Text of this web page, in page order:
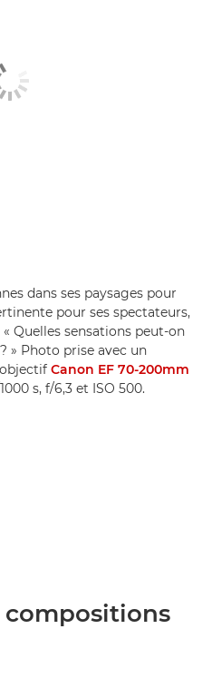
dans ses paysages pour
pour ses spectateurs,
Quelles sensations peut-on
» Photo prise avec un
Canon EF 70-200mm
s, f/6,3 et ISO 500.
compositions